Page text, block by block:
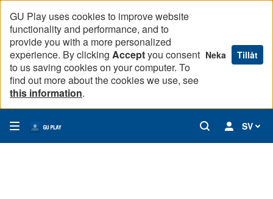
GU Play uses cookies to improve website
functionality and performance, and to
provide you with a more personalized
experience. By clicking Acceptyou consent
to us saving cookies on your computer. To
find out more about the cookies we use, see
this information.
Neka Tillåt
SV